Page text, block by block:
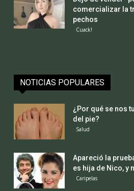
comercializar la
pechos
Cuack!
NOTICIAS POPULARES
¿Por qué se nos
del pie?
Salud
Apareció la
es hija de Nico, y
Caripelas